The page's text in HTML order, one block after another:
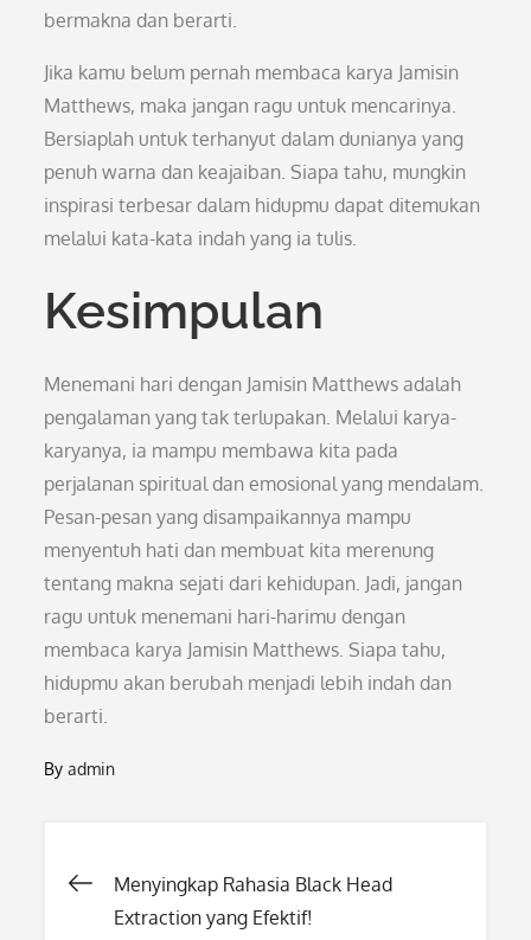
bermakna dan berarti.
Jika kamu belum pernah membaca karya Jamisin
Matthews, maka jangan ragu untuk mencarinya.
Bersiaplah untuk terhanyut dalam dunianya yang
penuh warna dan keajaiban. Siapa tahu, mungkin
inspirasi terbesar dalam hidupmu dapat ditemukan
melalui kata-kata indah yang ia tulis.
Kesimpulan
Menemani hari dengan Jamisin Matthews adalah
pengalaman yang tak terlupakan. Melalui karya-
karyanya, ia mampu membawa kita pada
perjalanan spiritual dan emosional yang mendalam.
Pesan-pesan yang disampaikannya mampu
menyentuh hati dan membuat kita merenung
tentang makna sejati dari kehidupan. Jadi, jangan
ragu untuk menemani hari-harimu dengan
membaca karya Jamisin Matthews. Siapa tahu,
hidupmu akan berubah menjadi lebih indah dan
berarti.
Byadmin
Post
Menyingkap Rahasia Black Head
Extraction yang Efektif!